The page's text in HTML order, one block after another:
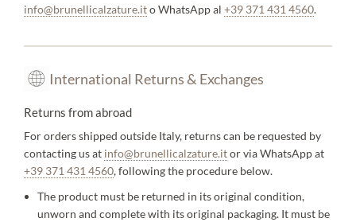
info@brunellicalzature.ito WhatsApp al +39 371 431 4560.
International Returns & Exchanges
Returns from abroad
For orders shipped outside Italy, returns can be requested by
contacting us at info@brunellicalzature.itor via WhatsApp at
+39 371 431 4560, following the procedure below.
The product must be returned in its original condition,
unworn and complete with its original packaging. It must be